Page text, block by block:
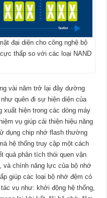
đại diện cho công nghệ bộ
thấp so với các loại NAND
vài năm trở lại đây dường
quên đi sự hiện diện của
hiện trong các dòng máy
vụ giúp cải thiện hiệu năng
dụng chip nhớ flash thường
hệ thống truy cập một cách
quả phân tích thói quen vận
và chính năng lực của bộ nhớ
giúp các loại bộ nhớ đệm có
vụ như: khởi động hệ thống,